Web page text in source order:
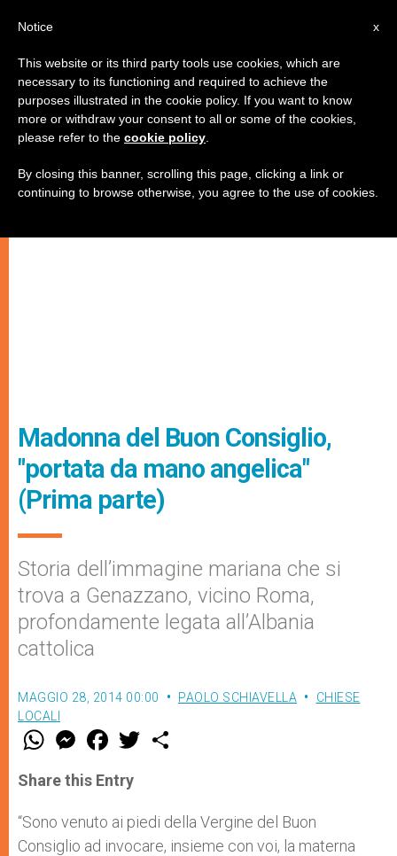
Madonna del Buon Consiglio,
"portata da mano angelica"
(Prima parte)
Storia dell’immagine mariana che si
trova a Genazzano, vicino Roma,
profondamente legata all’Albania
cattolica
MAGGIO 28, 2014 00:00 PAOLO SCHIAVELLA
CHIESE
LOCALI
W
t
s
p
p
M
e
s
e
g
e
F
a
e
b
o
k
w
r
Share this Entry
“Sono venuto ai piedi della Vergine del Buon
Consiglio ad invocare, insieme con voi, la materna
x
Notice
This website or its third party tools use cookies, which are
necessary to its functioning and required to achieve the
purposes illustrated in the cookie policy. If you want to know
more or withdraw your consent to all or some of the cookies,
please refer to the cookie policy
By closing this banner, scrolling this page, clicking a link or
continuing to browse otherwise, you agree to the use of cookies.